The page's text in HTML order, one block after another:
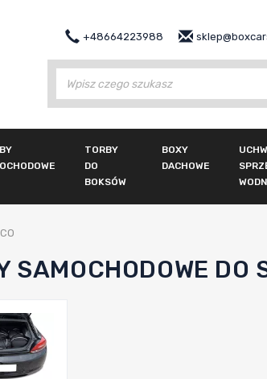
+48664223988
TORBY
DO
BOKSÓW
BOXY
DACHOWE
SAMOCHODOWE DO